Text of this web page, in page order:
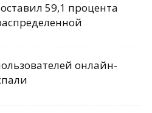
59,1 процента
онлайн-